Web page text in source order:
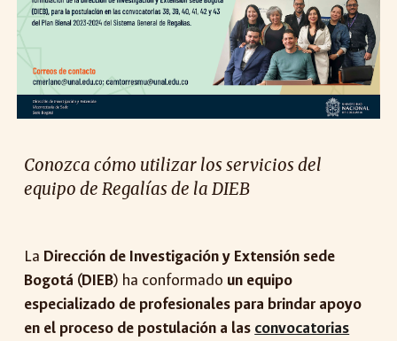
Conozca cómo utilizar los servicios del
equipo de Regalías de la DIEB
La Dirección de Investigación y Extensión sede
Bogotá (DIEB) ha conformado un equipo
especializado de profesionales para brindar apoyo
en el proceso de postulación a las convocatorias